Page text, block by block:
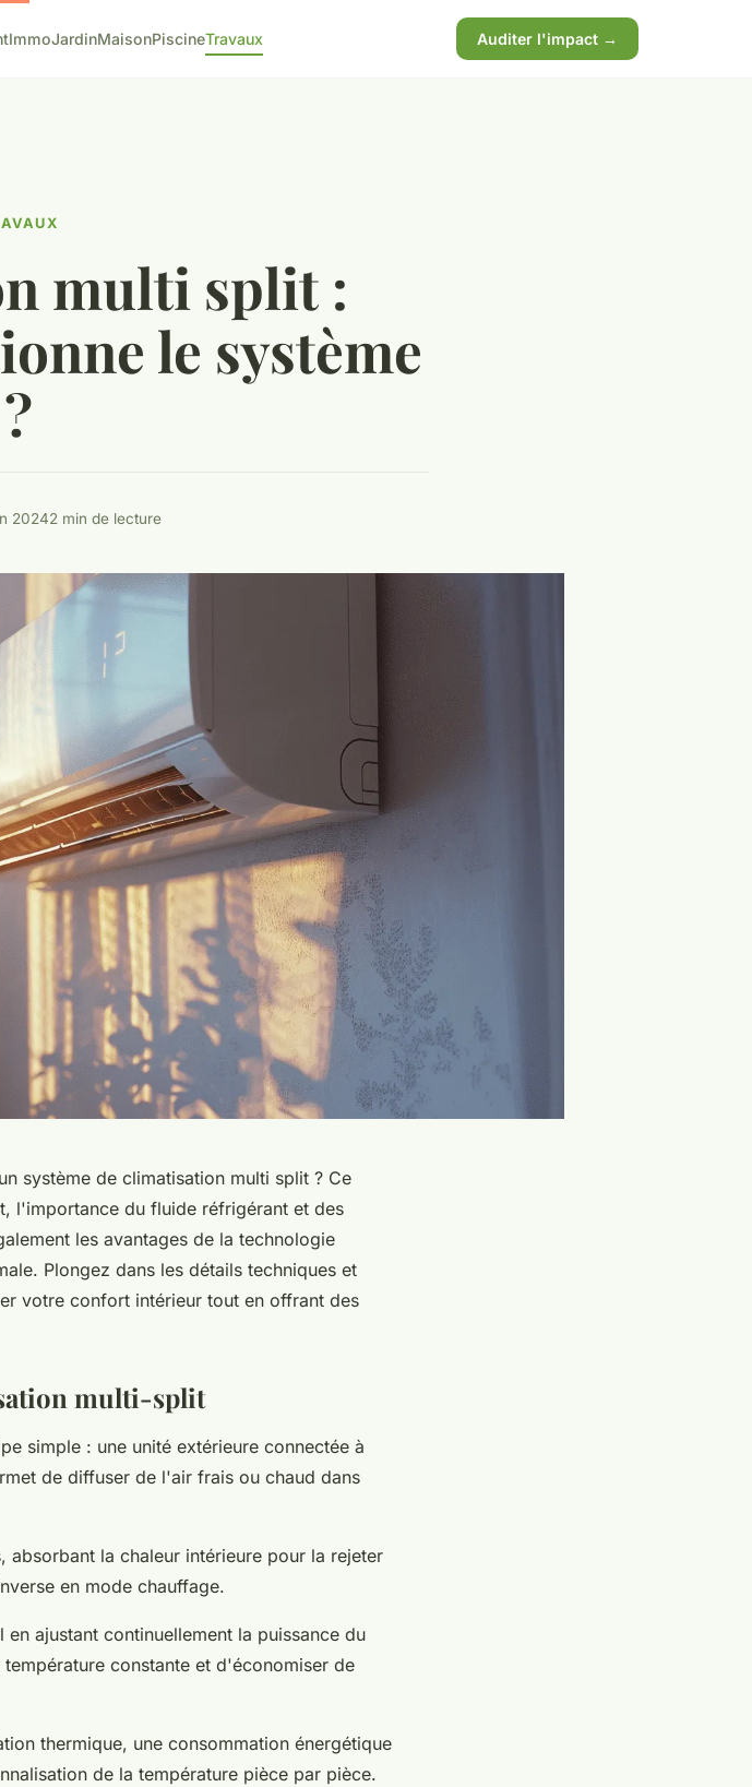
ImmoJardinMaisonPiscineTravaux Auditer l'impact →
multi split :
le système
?
20242 min de lecture
système de climatisation multi split ? Ce
l'importance du fluide réfrigérant et des
les avantages de la technologie
Plongez dans les détails techniques et
votre confort intérieur tout en offrant des
multi-split
simple : une unité extérieure connectée à
de diffuser de l'air frais ou chaud dans
absorbant la chaleur intérieure pour la rejeter
en mode chauffage.
en ajustant continuellement la puissance du
constante et d'économiser de
thermique, une consommation énergétique
de la température pièce par pièce.